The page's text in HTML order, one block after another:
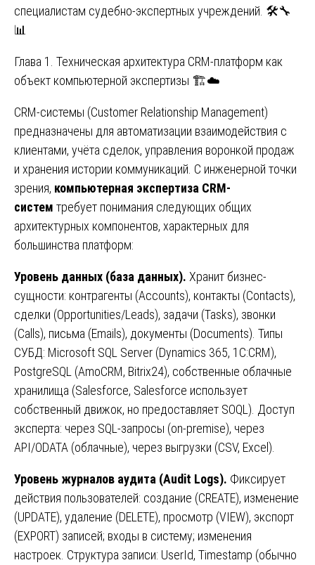
специалистам судебно-экспертных учреждений. 🛠️🔧
📊
Глава 1. Техническая архитектура CRM-платформ как
объект компьютерной экспертизы 🏗️☁️
CRM-системы (Customer Relationship Management)
предназначены для автоматизации взаимодействия с
клиентами, учёта сделок, управления воронкой продаж
и хранения истории коммуникаций. С инженерной точки
зрения, компьютерная экспертиза CRM-
систем требует понимания следующих общих
архитектурных компонентов, характерных для
большинства платформ:
Уровень данных (база данных). Хранит бизнес-
сущности: контрагенты (Accounts), контакты (Contacts),
сделки (Opportunities/Leads), задачи (Tasks), звонки
(Calls), письма (Emails), документы (Documents). Типы
СУБД: Microsoft SQL Server (Dynamics 365, 1С:CRM),
PostgreSQL (AmoCRM, Bitrix24), собственные облачные
хранилища (Salesforce, Salesforce использует
собственный движок, но предоставляет SOQL). Доступ
эксперта: через SQL-запросы (on-premise), через
API/ODATA (облачные), через выгрузки (CSV, Excel).
Уровень журналов аудита (Audit Logs). Фиксирует
действия пользователей: создание (CREATE), изменение
(UPDATE), удаление (DELETE), просмотр (VIEW), экспорт
(EXPORT) записей; входы в систему; изменения
настроек. Структура записи: UserId, Timestamp (обычно